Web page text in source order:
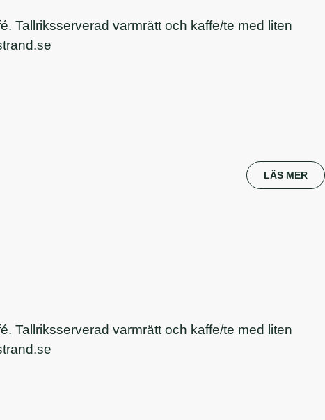
Tallriksserverad varmrätt och kaffe/te med liten
LÄS MER
Tallriksserverad varmrätt och kaffe/te med liten